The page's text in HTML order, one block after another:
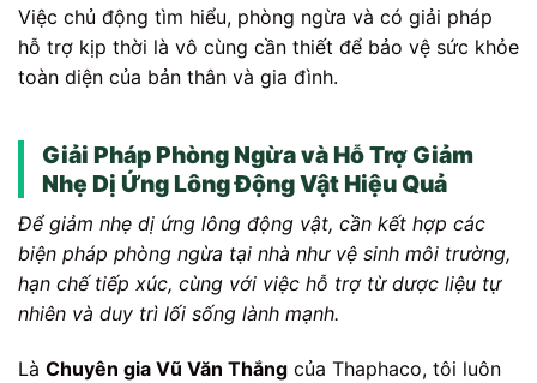
Việc chủ động tìm hiểu, phòng ngừa và có giải pháp
hỗ trợ kịp thời là vô cùng cần thiết để bảo vệ sức khỏe
toàn diện của bản thân và gia đình.
Giải Pháp Phòng Ngừa và Hỗ Trợ Giảm
Nhẹ Dị Ứng Lông Động Vật Hiệu Quả
Để giảm nhẹ dị ứng lông động vật, cần kết hợp các
biện pháp phòng ngừa tại nhà như vệ sinh môi trường,
hạn chế tiếp xúc, cùng với việc hỗ trợ từ dược liệu tự
nhiên và duy trì lối sống lành mạnh.
Là Chuyên gia Vũ Văn Thắng của Thaphaco, tôi luôn